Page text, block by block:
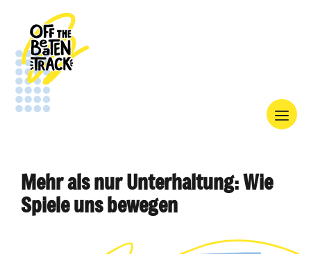
Skip
Menu
Mehr als nur Unterhaltung: Wie
Spiele uns bewegen